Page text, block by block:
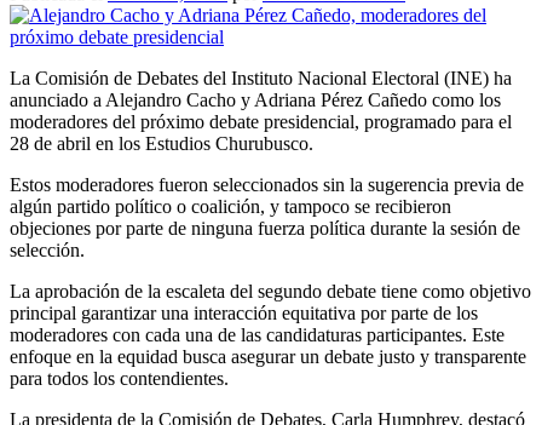
La Comisión de Debates del Instituto Nacional Electoral (INE) ha
anunciado a Alejandro Cacho y Adriana Pérez Cañedo como los
moderadores del próximo debate presidencial, programado para el
28 de abril en los Estudios Churubusco.
Estos moderadores fueron seleccionados sin la sugerencia previa de
algún partido político o coalición, y tampoco se recibieron
objeciones por parte de ninguna fuerza política durante la sesión de
selección.
La aprobación de la escaleta del segundo debate tiene como objetivo
principal garantizar una interacción equitativa por parte de los
moderadores con cada una de las candidaturas participantes. Este
enfoque en la equidad busca asegurar un debate justo y transparente
para todos los contendientes.
La presidenta de la Comisión de Debates, Carla Humphrey, destacó